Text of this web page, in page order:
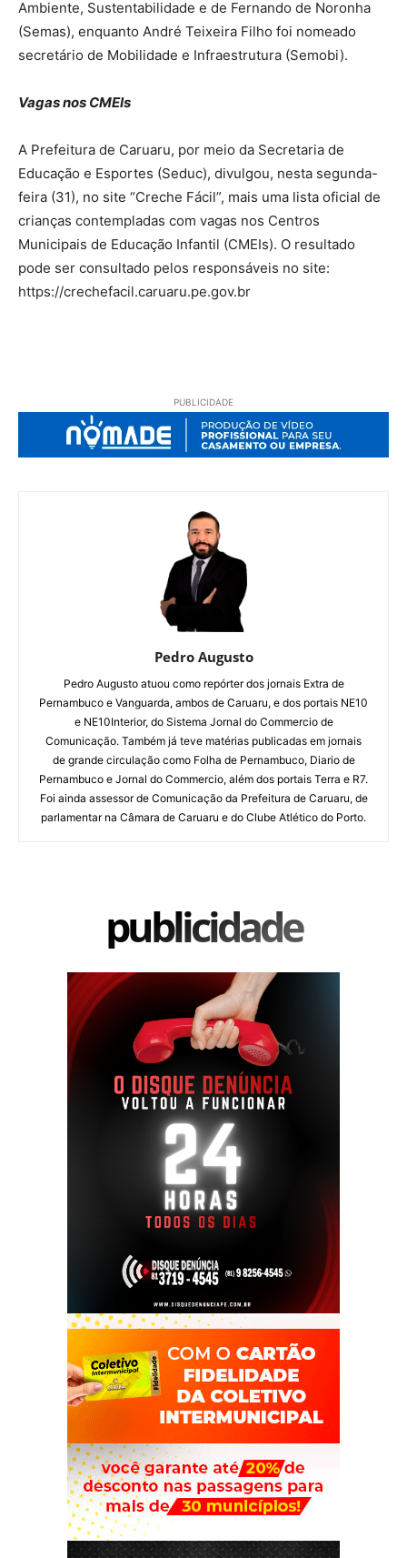
Ambiente, Sustentabilidade e de Fernando de Noronha
(Semas), enquanto André Teixeira Filho foi nomeado
secretário de Mobilidade e Infraestrutura (Semobi).
Vagas nos CMEIs
A Prefeitura de Caruaru, por meio da Secretaria de
Educação e Esportes (Seduc), divulgou, nesta segunda-
feira (31), no site “Creche Fácil”, mais uma lista oficial de
crianças contempladas com vagas nos Centros
Municipais de Educação Infantil (CMEIs). O resultado
pode ser consultado pelos responsáveis no site:
https://crechefacil.caruaru.pe.gov.br
PUBLICIDADE
Pedro Augusto
Pedro Augusto atuou como repórter dos jornais Extra de
Pernambuco e Vanguarda, ambos de Caruaru, e dos portais NE10
e NE10Interior, do Sistema Jornal do Commercio de
Comunicação. Também já teve matérias publicadas em jornais
de grande circulação como Folha de Pernambuco, Diario de
Pernambuco e Jornal do Commercio, além dos portais Terra e R7.
Foi ainda assessor de Comunicação da Prefeitura de Caruaru, de
parlamentar na Câmara de Caruaru e do Clube Atlético do Porto.
publicidade